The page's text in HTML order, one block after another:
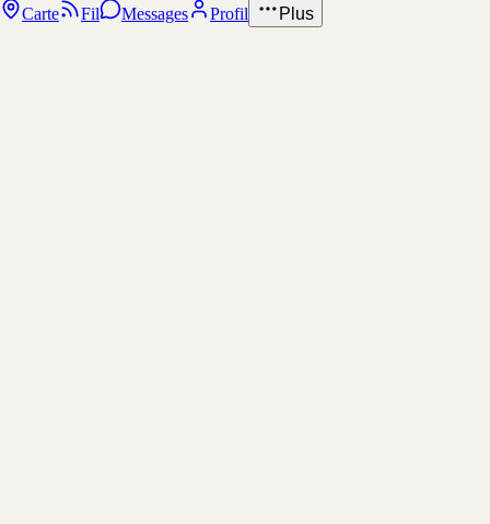
Carte
Fil Messages Profil Plus